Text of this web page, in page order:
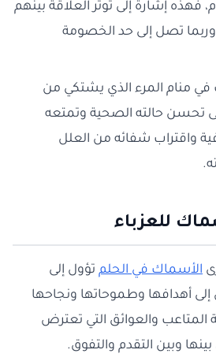
فهذه إشارة إلى توتر العلاقة بينهم
وربما تصل إلى حد الخصومة
في منام المرء الذي يشتكي من
تحسن حالته الصحية وتمتعه
واقتراب شفائه من العلل
للعزباء
الأسماك في الحلم تؤول إلى
أهدافها وطموحاتها ونجاحها
المتاعب والعوائق التي تعترض
وبين التقدم والتفوق.